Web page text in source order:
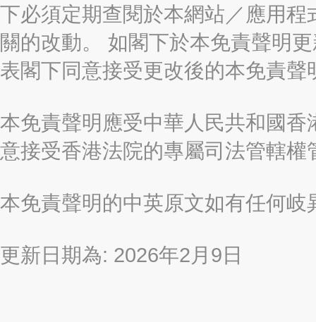
下必須定期查閱於本網站／應用
關的改動。 如閣下於本免責聲明
表閣下同意接受更改後的本免責聲
本免責聲明應受中華人民共和國
意接受香港法院的專屬司法管轄權
本免責聲明的中英原文如有任何
更新日期為: 2026年2月9日